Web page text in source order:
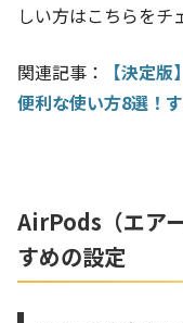
しい方はこちらをチ
関連記事：
【決定
便利な使い方8選！
AirPods（エア
すめの設定